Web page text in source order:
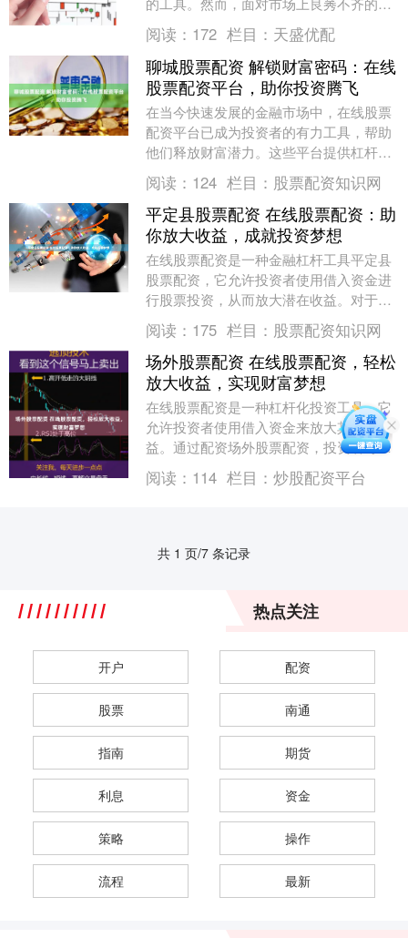
资平台，如何找到“正规安全”的渠道，成
为投资者最关心....
阅读： 172 栏目： 天盛优配
聊城股票配资 解锁财富密码：在线
股票配资平台，助你投资腾飞
在当今快速发展的金融市场中，在线股票
配资平台已成为投资者的有力工具，帮助
他们释放财富潜力。这些平台提供杠杆资
金，使投资者能够放大其投资规模聊城股
票配资，从而获得....
阅读： 124 栏目： 股票配资知识网
平定县股票配资 在线股票配资：助
你放大收益，成就投资梦想
在线股票配资是一种金融杠杆工具平定县
股票配资，它允许投资者使用借入资金进
行股票投资，从而放大潜在收益。对于资
金有限或寻求更高回报的投资者来说，这
是一个有吸引力的....
阅读： 175 栏目： 股票配资知识网
场外股票配资 在线股票配资，轻松
放大收益，实现财富梦想
在线股票配资是一种杠杆化投资工具，它
允许投资者使用借入资金来放大其投资收
益。通过配资场外股票配资，投资者可以
以较少的自有资金撬动更大的资金，从而
获得更高的潜在回....
阅读： 114 栏目： 炒股配资平台
共 1 页/7 条记录
热点关注
开户 配资
股票 南通
指南 期货
利息 资金
策略 操作
流程 最新